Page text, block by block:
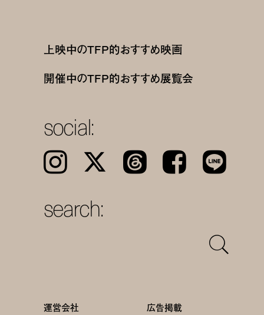
上映中のTFP的おすすめ映画
開催中のTFP的おすすめ展覧会
social:
Instagram 𝕏 Threads Facebook LINE
search:
運営会社
広告掲載